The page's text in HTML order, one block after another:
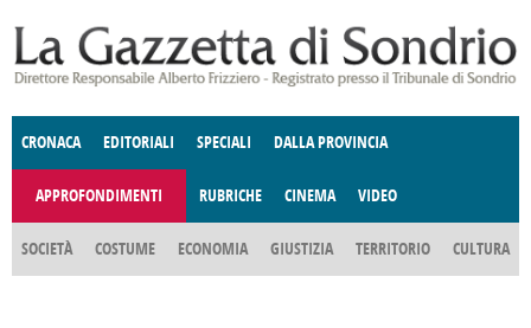
CRONACA EDITORIALI SPECIALI DALLA PROVINCIA
APPROFONDIMENTI
SOCIETÀ COSTUME ECONOMIA GIUSTIZIA TERRITORIO CULTURA
RUBRICHE CINEMA VIDEO